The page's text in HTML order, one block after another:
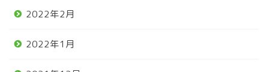
2022年2月
2022年1月